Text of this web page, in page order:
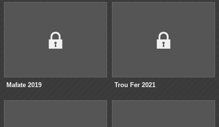
Mafate 2019 Trou Fer 2021